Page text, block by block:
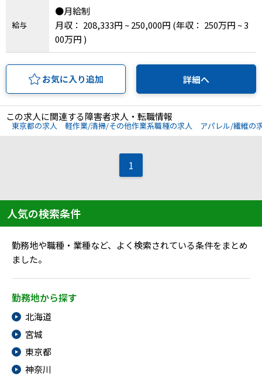
給与
●月給制
月収： 208,333円 ~ 250,000円 (年収： 250万円 ~ 3
00万円 )
お気に入り追加 詳細へ
この求人に関連する障害者求人・転職情報
東京都の求人 軽作業/清掃/その他作業系職種の求人 アパレル/繊維の
1
人気の検索条件
勤務地や職種・業種など、よく検索されている条件をまとめ
ました。
勤務地から探す
北海道
宮城
東京都
神奈川
ご利用ガイド
法人向けページ